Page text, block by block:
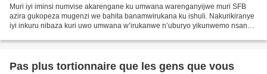
Muri iyi iminsi numvise akarengane ku umwana warenganyijwe muri SFB
azira gukopeza mugenzi we bahita banamwirukana ku ishuli. Nakurikiranye
iyi inkuru nibaza kuri uwo umwana w’irukanwe n’uburyo yikunwemo nsanga
Pas plus tortionnaire que les gens que vous